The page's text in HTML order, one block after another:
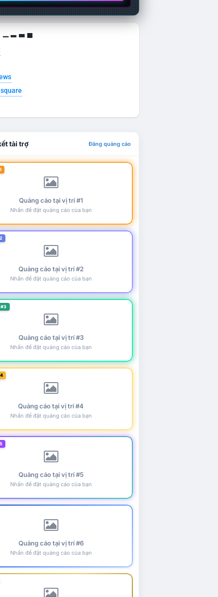
▁ ▂ ▃ ▄
tài trợ Đăng quảng cáo
Quảng cáo tại vị trí #1
Nhấn để đặt quảng cáo của bạn
Quảng cáo tại vị trí #2
Nhấn để đặt quảng cáo của bạn
Quảng cáo tại vị trí #3
Nhấn để đặt quảng cáo của bạn
Quảng cáo tại vị trí #4
Nhấn để đặt quảng cáo của bạn
Quảng cáo tại vị trí #5
Nhấn để đặt quảng cáo của bạn
Quảng cáo tại vị trí #6
Nhấn để đặt quảng cáo của bạn